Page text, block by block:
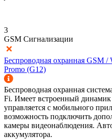
3
GSM Сигнализации
Беспроводная охранная GSM
Promo (G12)
Беспроводная охранная
Fi. Имеет встроенный
управляется с мобильного
возможность подключить
камеры видеонаблюдения.
аккумулятора.